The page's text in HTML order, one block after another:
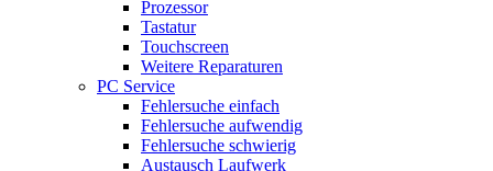
Prozessor
Tastatur
Touchscreen
Weitere Reparaturen
PC Service
Fehlersuche einfach
Fehlersuche aufwendig
Fehlersuche schwierig
Austausch Laufwerk